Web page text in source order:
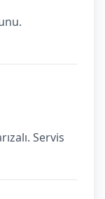
Servis